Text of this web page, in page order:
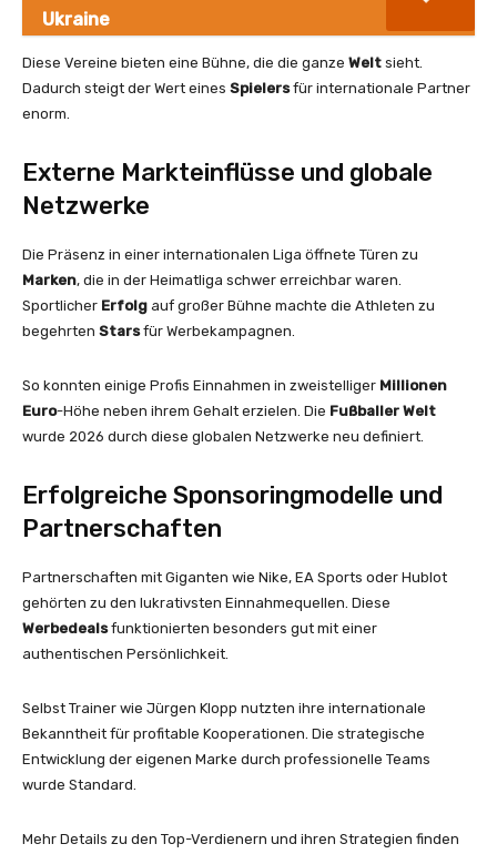
Ukraine
Diese Vereine bieten eine Bühne, die die ganze Welt sieht.
Dadurch steigt der Wert eines Spielersfür internationale Partner
enorm.
Externe Markteinflüsse und globale
Netzwerke
Die Präsenz in einer internationalen Liga öffnete Türen zu
Marken, die in der Heimatliga schwer erreichbar waren.
Sportlicher Erfolg auf großer Bühne machte die Athleten zu
begehrten Starsfür Werbekampagnen.
So konnten einige Profis Einnahmen in zweistelliger Millionen
Euro-Höhe neben ihrem Gehalt erzielen. Die Fußballer Welt
wurde 2026 durch diese globalen Netzwerke neu definiert.
Erfolgreiche Sponsoringmodelle und
Partnerschaften
Partnerschaften mit Giganten wie Nike, EA Sports oder Hublot
gehörten zu den lukrativsten Einnahmequellen. Diese
Werbedealsfunktionierten besonders gut mit einer
authentischen Persönlichkeit.
Selbst Trainer wie Jürgen Klopp nutzten ihre internationale
Bekanntheit für profitable Kooperationen. Die strategische
Entwicklung der eigenen Marke durch professionelle Teams
wurde Standard.
Mehr Details zu den Top-Verdienern und ihren Strategien finden